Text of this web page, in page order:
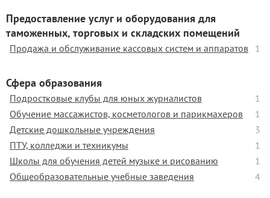
Предоставление услуг и оборудования для
таможенных, торговых и складских помещений
1
Продажа и обслуживание кассовых систем и аппаратов
Сфера образования
1
Подростковые клубы для юных журналистов
1
Обучение массажистов, косметологов и парикмахеров
3
Детские дошкольные учреждения
1
ПТУ, колледжи и техникумы
1
Школы для обучения детей музыке и рисованию
4
Общеобразовательные учебные заведения